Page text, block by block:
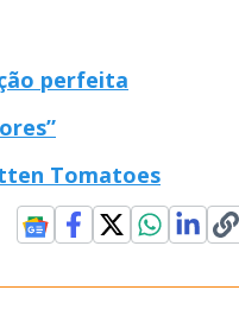
perfeita
Tomatoes